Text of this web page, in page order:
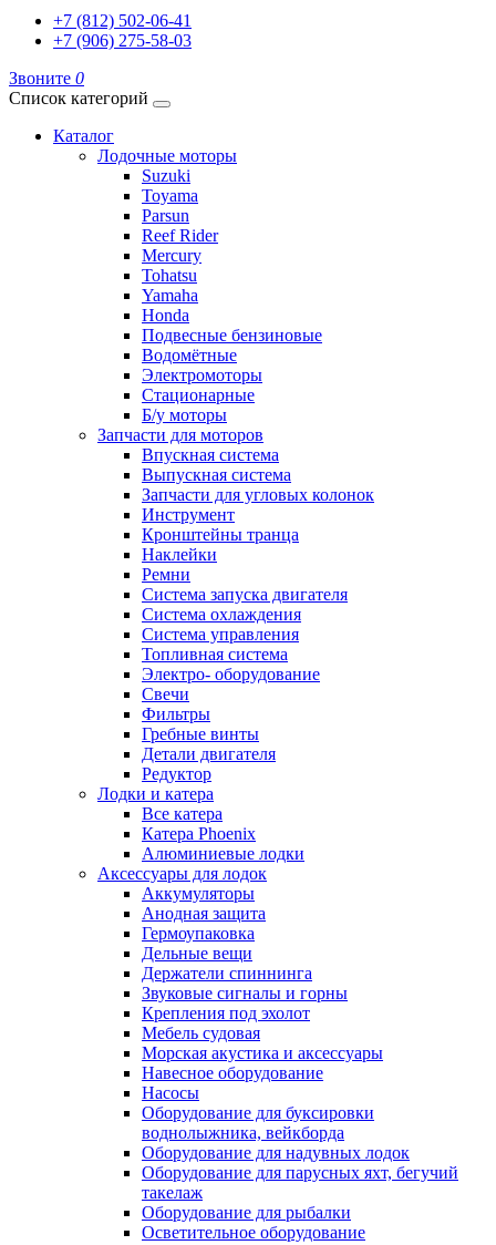
+7 (812) 502-06-41
+7 (906) 275-58-03
Звоните 0
Список категорий
Каталог
Лодочные моторы
Suzuki
Toyama
Parsun
Reef Rider
Mercury
Tohatsu
Yamaha
Honda
Подвесные бензиновые
Водомётные
Электромоторы
Стационарные
Б/у моторы
Запчасти для моторов
Впускная система
Выпускная система
Запчасти для угловых колонок
Инструмент
Кронштейны транца
Наклейки
Ремни
Система запуска двигателя
Система охлаждения
Система управления
Топливная система
Электро- оборудование
Свечи
Фильтры
Гребные винты
Детали двигателя
Редуктор
Лодки и катера
Все катера
Катера Phoenix
Алюминиевые лодки
Аксессуары для лодок
Аккумуляторы
Анодная защита
Гермоупаковка
Дельные вещи
Держатели спиннинга
Звуковые сигналы и горны
Крепления под эхолот
Мебель судовая
Морская акустика и аксессуары
Навесное оборудование
Насосы
Оборудование для буксировки
воднолыжника, вейкборда
Оборудование для надувных лодок
Оборудование для парусных яхт, бегучий
такелаж
Оборудование для рыбалки
Осветительное оборудование